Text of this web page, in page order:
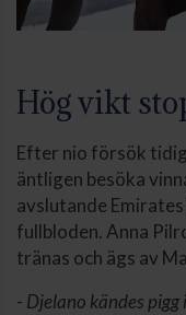
Hög vikt
Efter nio försök
äntligen besöka
avslutande
fullbloden. Anna
tränas och ägs av
- Djelano kändes